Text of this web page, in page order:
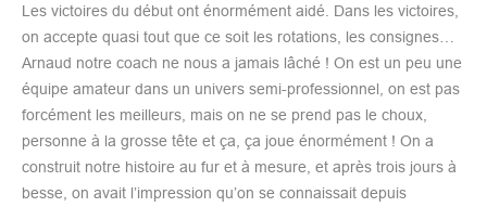
Les victoires du début ont énormément aidé. Dans les victoires,
on accepte quasi tout que ce soit les rotations, les consignes…
Arnaud notre coach ne nous a jamais lâché ! On est un peu une
équipe amateur dans un univers semi-professionnel, on est pas
forcément les meilleurs, mais on ne se prend pas le choux,
personne à la grosse tête et ça, ça joue énormément ! On a
construit notre histoire au fur et à mesure, et après trois jours à
besse, on avait l’impression qu’on se connaissait depuis